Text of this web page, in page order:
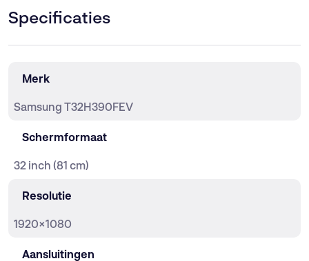
Specificaties
Merk
Samsung T32H390FEV
Schermformaat
32 inch (81 cm)
Resolutie
1920×1080
Aansluitingen